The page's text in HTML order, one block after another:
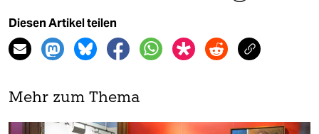
Diesen Artikel teilen
Mehr zum Thema